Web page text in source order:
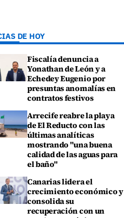
DE HOY
Fiscalía denuncia a
Yonathan de León y a
Echedey Eugenio por
presuntas anomalías en
contratos festivos
Arrecife reabre la playa
de El Reducto con las
últimas analíticas
mostrando "una buena
calidad de las aguas para
el baño"
Canarias lidera el
crecimiento económico y
consolida su
recuperación con un